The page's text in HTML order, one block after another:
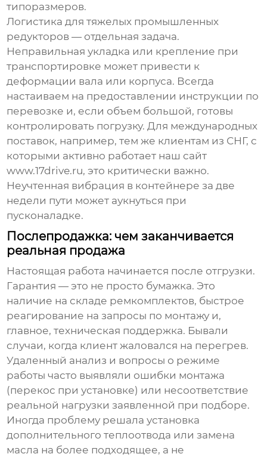
типоразмеров.
Логистика для тяжелых промышленных
редукторов — отдельная задача.
Неправильная укладка или крепление при
транспортировке может привести к
деформации вала или корпуса. Всегда
настаиваем на предоставлении инструкции по
перевозке и, если объем большой, готовы
контролировать погрузку. Для международных
поставок, например, тем же клиентам из СНГ, с
которыми активно работает наш сайт
www.17drive.ru, это критически важно.
Неучтенная вибрация в контейнере за две
недели пути может аукнуться при
пусконаладке.
Послепродажка: чем заканчивается
реальная продажа
Настоящая работа начинается после отгрузки.
Гарантия — это не просто бумажка. Это
наличие на складе ремкомплектов, быстрое
реагирование на запросы по монтажу и,
главное, техническая поддержка. Бывали
случаи, когда клиент жаловался на перегрев.
Удаленный анализ и вопросы о режиме
работы часто выявляли ошибки монтажа
(перекос при установке) или несоответствие
реальной нагрузки заявленной при подборе.
Иногда проблему решала установка
дополнительного теплоотвода или замена
масла на более подходящее, а не